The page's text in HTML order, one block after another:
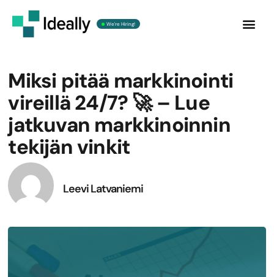
We're Hiring!
Miksi pitää markkinointi
vireillä 24/7? 🚀 – Lue
jatkuvan markkinoinnin
tekijän vinkit
Leevi Latvaniemi